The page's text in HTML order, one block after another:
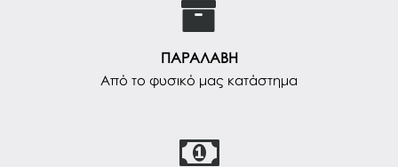
ΠΑΡΑΛΑΒΗ
Από το φυσικό μας κατάστημα